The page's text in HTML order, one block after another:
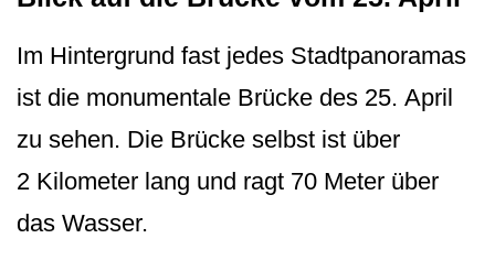
Im Hintergrund fast jedes Stadtpanoramas
ist die monumentale Brücke des 25. April
zu sehen. Die Brücke selbst ist über
2 Kilometer lang und ragt 70 Meter über
das Wasser.